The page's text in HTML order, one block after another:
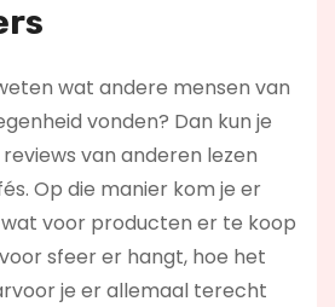
wat andere mensen van
vonden? Dan kun je
van anderen lezen
Op die manier kom je er
voor producten er te koop
sfeer er hangt, hoe het
je er allemaal terecht